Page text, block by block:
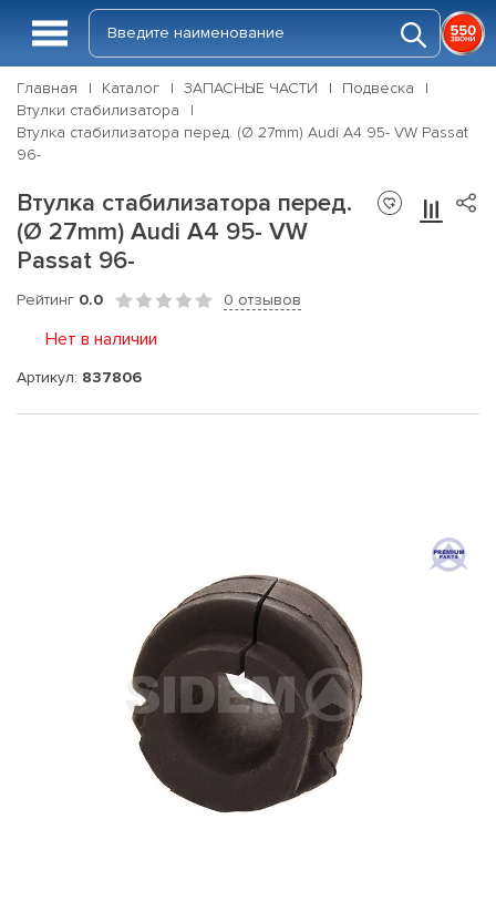
Главная Каталог ЗАПАСНЫЕ ЧАСТИ
Подвеска
Втулки стабилизатора
Втулка стабилизатора перед. (Ø 27mm) Audi A4 95- VW Passat
96-
Втулка стабилизатора перед.
(Ø 27mm) Audi A4 95- VW
Passat 96-
Рейтинг 0.0 0 отзывов
Нет в наличии
Артикул: 837806